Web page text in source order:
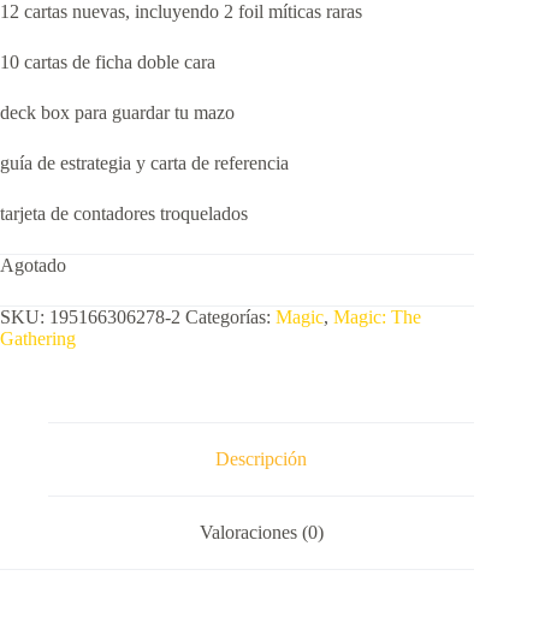
12 cartas nuevas, incluyendo 2 foil míticas raras
10 cartas de ficha doble cara
deck box para guardar tu mazo
guía de estrategia y carta de referencia
tarjeta de contadores troquelados
Agotado
SKU: 195166306278-2 Categorías: Magic, Magic: The
Gathering
Descripción
Valoraciones (0)